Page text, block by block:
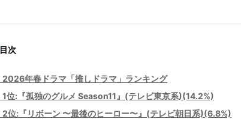
目次
2026年春ドラマ「推しドラマ」ランキング
1位:『孤独のグルメ Season11』(テレビ東京系)(14.2%)
2位:『リボーン 〜最後のヒーロー〜』(テレビ朝日系)(6.8%)